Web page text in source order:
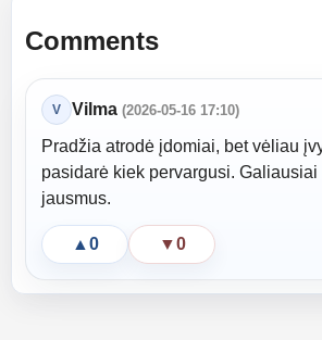
Comments
V Vilma (2026-05-16 17:10)
Pradžia atrodė įdomiai, bet vėliau
pasidarė kiek pervargusi.
jausmus.
▲ 0 ▼0